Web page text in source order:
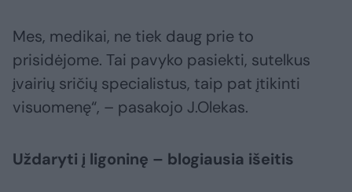
Mes, medikai, ne tiek daug prie to
prisidėjome. Tai pavyko pasiekti, sutelkus
įvairių sričių specialistus, taip pat įtikinti
visuomenę“, – pasakojo J.Olekas.
Uždaryti į ligoninę – blogiausia išeitis